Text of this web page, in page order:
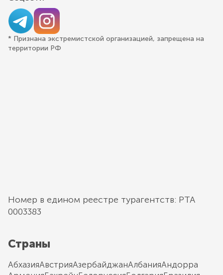
* Признана экстремистской организацией, запрещена на
территории РФ
Номер в едином реестре турагентств: РТА
0003383
Страны
АбхазияАвстрияАзербайджанАлбанияАндорра